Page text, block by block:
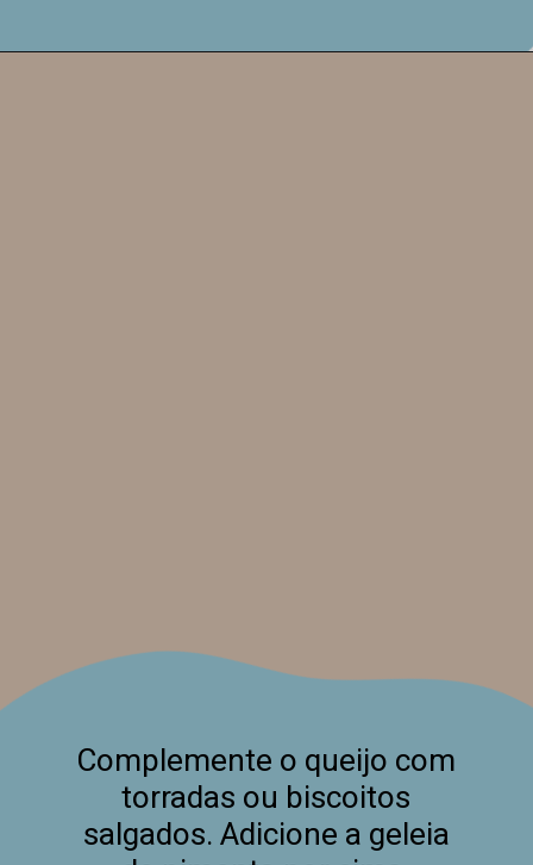
Complemente o queijo com
torradas ou biscoitos
salgados. Adicione a geleia